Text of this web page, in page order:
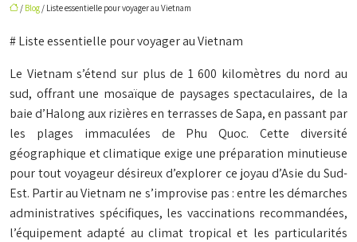
/ Blog / Liste essentielle pour voyager au Vietnam
# Liste essentielle pour voyager au Vietnam
Le Vietnam s’étend sur plus de 1 600 kilomètres du nord au
sud, offrant une mosaïque de paysages spectaculaires, de la
baie d’Halong aux rizières en terrasses de Sapa, en passant par
les plages immaculées de Phu Quoc. Cette diversité
géographique et climatique exige une préparation minutieuse
pour tout voyageur désireux d’explorer ce joyau d’Asie du Sud-
Est. Partir au Vietnam ne s’improvise pas : entre les démarches
administratives spécifiques, les vaccinations recommandées,
l’équipement adapté au climat tropical et les particularités